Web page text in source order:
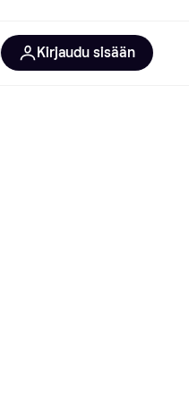
Kirjaudu sisään